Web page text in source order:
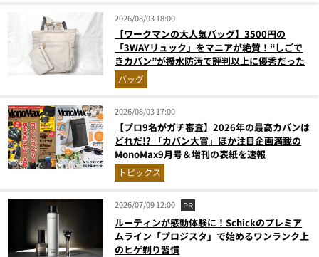
2026/08/03 18:00
【ワークマンの大人気バッグ】3500円の
「3WAYリュック」をマニアが絶賛！“しごで
きカバン”が撥水防汚で評判以上に優秀だった
バッグ
2026/08/03 17:00
【プロ9名がガチ審査】2026年の最高カバンは
どれだ!? 「カバン大賞」ほか注目企画満載の
MonoMax9月号＆増刊の表紙を速報
トピックス
2026/07/09 12:00 PR
ルーティンが感動体験に！Schickのプレミア
ムライン「プロジスタ」で始めるワンランク上
のヒゲ剃り習慣